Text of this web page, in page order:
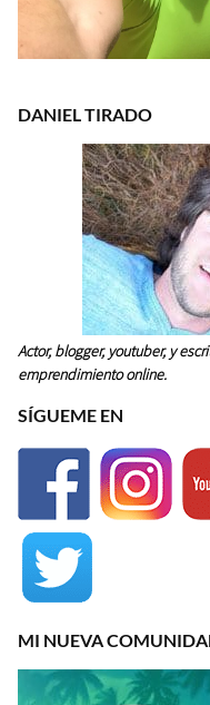
DANIEL TIRADO
Actor, blogger, youtuber, y
emprendimiento online.
SÍGUEME EN
MI NUEVA